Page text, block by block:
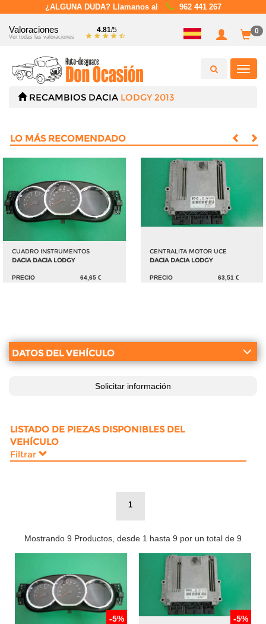
¿ALGUNA DUDA? Llamanos al 962 441 267
Valoraciones
Ver todas las valoraciones
4.81/5 0
RECAMBIOS DACIA LODGY 2013
LO MÁS RECOMENDADO
CUADRO INSTRUMENTOS
DACIA DACIA LODGY
PRECIO 64,65 €
CENTRALITA MOTOR UCE
DACIA DACIA LODGY
PRECIO 63,51 €
DATOS DEL VEHÍCULO
Solicitar información
LISTADO DE PIEZAS DISPONIBLES DEL
VEHÍCULO
Filtrar
1
Mostrando 9 Productos, desde 1 hasta 9 por un total de 9
-5% -5%